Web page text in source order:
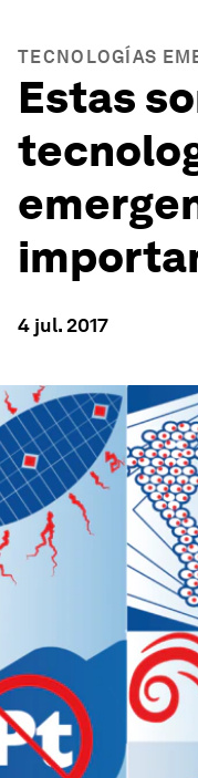
TECNOLOGÍAS
Estas
4 jul. 2017